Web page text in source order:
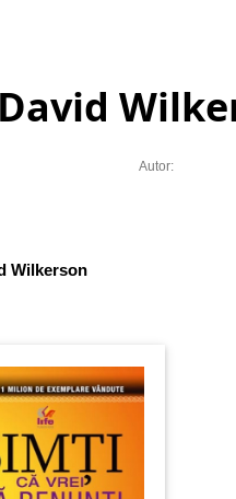
David
Autor:
Wilkerson